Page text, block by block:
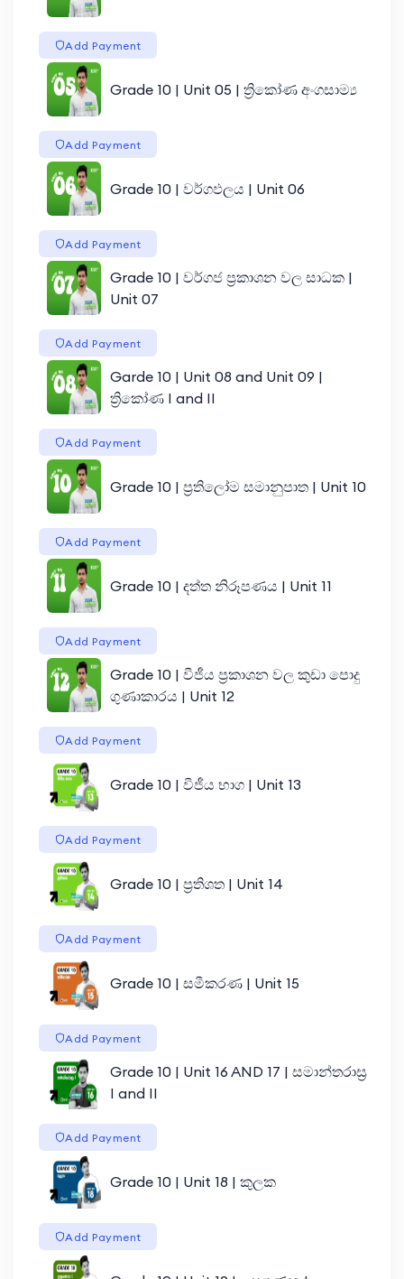
Add Payment
Grade 10 | Unit 05 | ත්‍රිකෝණ අංගසාම්‍ය
Add Payment
Grade 10 | වර්ගඵලය | Unit 06
Add Payment
Grade 10 | වර්ගජ ප්‍රකාශන වල සාධක |
Unit 07
Add Payment
Garde 10 | Unit 08 and Unit 09 |
ත්‍රිකෝණ I and II
Add Payment
Grade 10 | ප්‍රතිලෝම සමානුපාත | Unit 10
Add Payment
Grade 10 | දත්ත නිරූපණය | Unit 11
Add Payment
Grade 10 | වීජීය ප්‍රකාශන වල කුඩා පොදු
ගුණාකාරය | Unit 12
Add Payment
Grade 10 | වීජීය භාග | Unit 13
Add Payment
Grade 10 | ප්‍රතිශත | Unit 14
Add Payment
Grade 10 | සමීකරණ | Unit 15
Add Payment
Grade 10 | Unit 16 AND 17 | සමාන්තරාස්‍ර
I and II
Add Payment
Grade 10 | Unit 18 | කුලක
Add Payment